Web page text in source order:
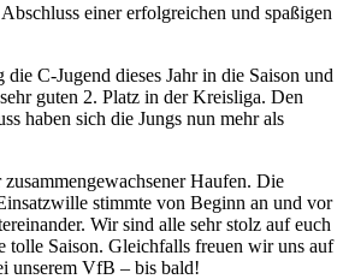
einer erfolgreichen und spaßigen
C-Jugend dieses Jahr in die Saison und
guten 2. Platz in der Kreisliga. Den
haben sich die Jungs nun mehr als
Haufen. Die
stimmte von Beginn an und vor
Wir sind alle sehr stolz auf euch
tolle Saison. Gleichfalls freuen wir uns auf
unserem VfB – bis bald!